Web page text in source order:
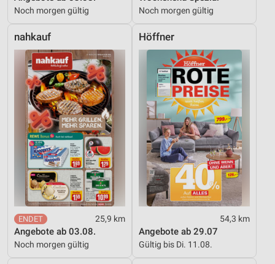
Noch morgen gültig Noch morgen gültig
nahkauf
25,9 km
Angebote ab 03.08.
Noch morgen gültig
Höffner
54,3 km
Angebote ab 29.07
Gültig bis Di. 11.08.